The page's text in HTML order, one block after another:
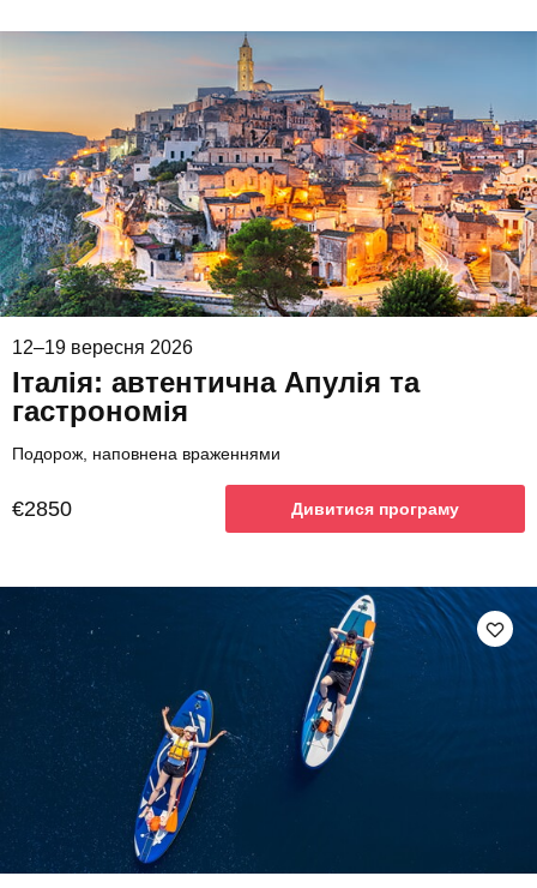
12–19 вересня 2026
Італія: автентична Апулія та
гастрономія
Подорож, наповнена враженнями
€2850 Дивитися програму